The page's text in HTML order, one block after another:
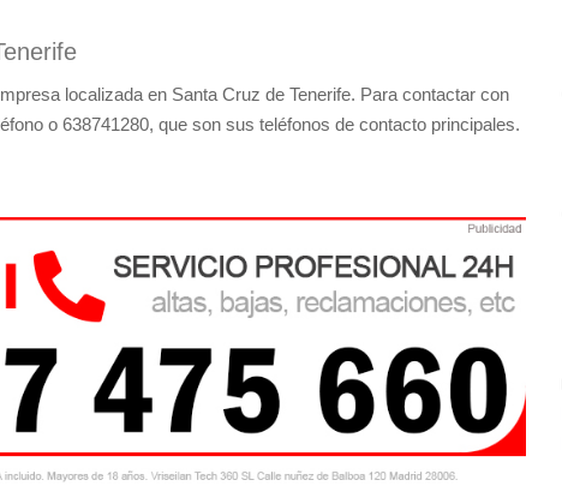
localizada en Santa Cruz de Tenerife. Para contactar con
o 638741280, que son sus teléfonos de contacto principales.